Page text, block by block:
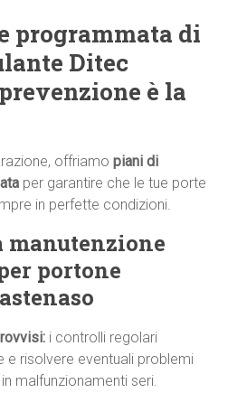
programmata di
Ditec
è la
offriamopiani di
per garantire che le tue porte
in perfette condizioni.
portone
i controlli regolari
e risolvere eventuali problemi
malfunzionamenti seri.